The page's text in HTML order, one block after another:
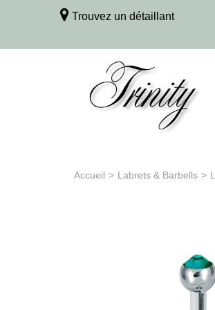
Trouvez un détaillant
Accueil > Labrets & Barbells >